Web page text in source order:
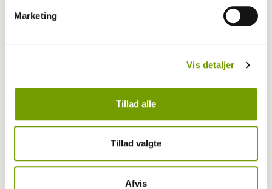
Marketing
Vis detaljer
Tillad alle
Tillad valgte
Afvis
Hvorfor graver hunden i kurven?